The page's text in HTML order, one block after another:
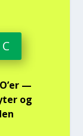
—
og